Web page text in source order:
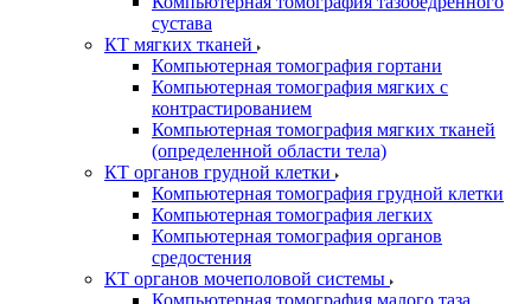
сустава
КТ мягких тканей
Компьютерная томография гортани
Компьютерная томография мягких с
контрастированием
Компьютерная томография мягких тканей
(определенной области тела)
КТ органов грудной клетки
Компьютерная томография грудной клетки
Компьютерная томография легких
Компьютерная томография органов
средостения
КТ органов мочеполовой системы
Компьютерная томография малого таза